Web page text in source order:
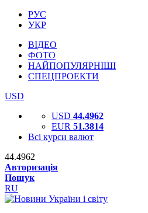
РУС
УКР
ВІДЕО
ФОТО
НАЙПОПУЛЯРНІШІ
СПЕЦПРОЕКТИ
USD
USD 44.4962
EUR 51.3814
Всі курси валют
44.4962
Авторизація
Пошук
RU